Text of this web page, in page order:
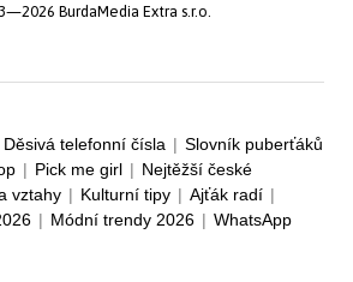
BurdaMedia Extra s.r.o.
Děsivá telefonní čísla | Slovník puberťáků
| Pick me girl | Nejtěžší české
vztahy | Kulturní tipy | Ajťák radí |
| Módní trendy 2026 | WhatsApp